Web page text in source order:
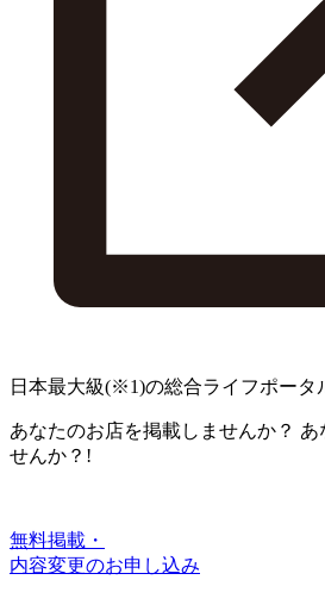
日本最大級(※1)の総合ライフポータ
あなたのお店を掲載しませんか？ あ
せんか？!
無料掲載・
内容変更のお申し込み